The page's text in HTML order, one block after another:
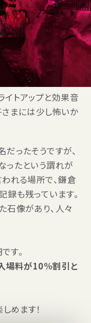
トアップと効果音
まには少し怖いか
ったそうですが、
ったという謂れが
れる場所で、鎌倉
も残っています。
石像があり、人々
す。
場料が10%割引と
めます！